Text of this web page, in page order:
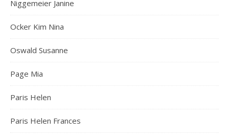
Niggemeier Janine
Ocker Kim Nina
Oswald Susanne
Page Mia
Paris Helen
Paris Helen Frances